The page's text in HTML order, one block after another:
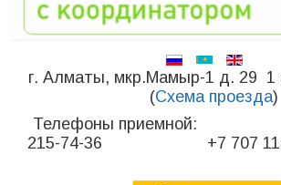
г. Алматы, мкр.Мамыр-1 д. 29 1
(Схема проезда)
Телефоны
215-74-36 +7 707